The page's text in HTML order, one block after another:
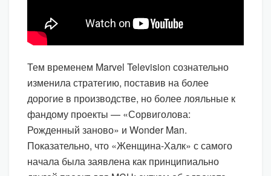
Тем временем Marvel Television сознательно
изменила стратегию, поставив на более
дорогие в производстве, но более лояльные к
фандому проекты — «Сорвиголова:
Рожденный заново» и Wonder Man.
Показательно, что «Женщина-Халк» с самого
начала была заявлена как принципиально